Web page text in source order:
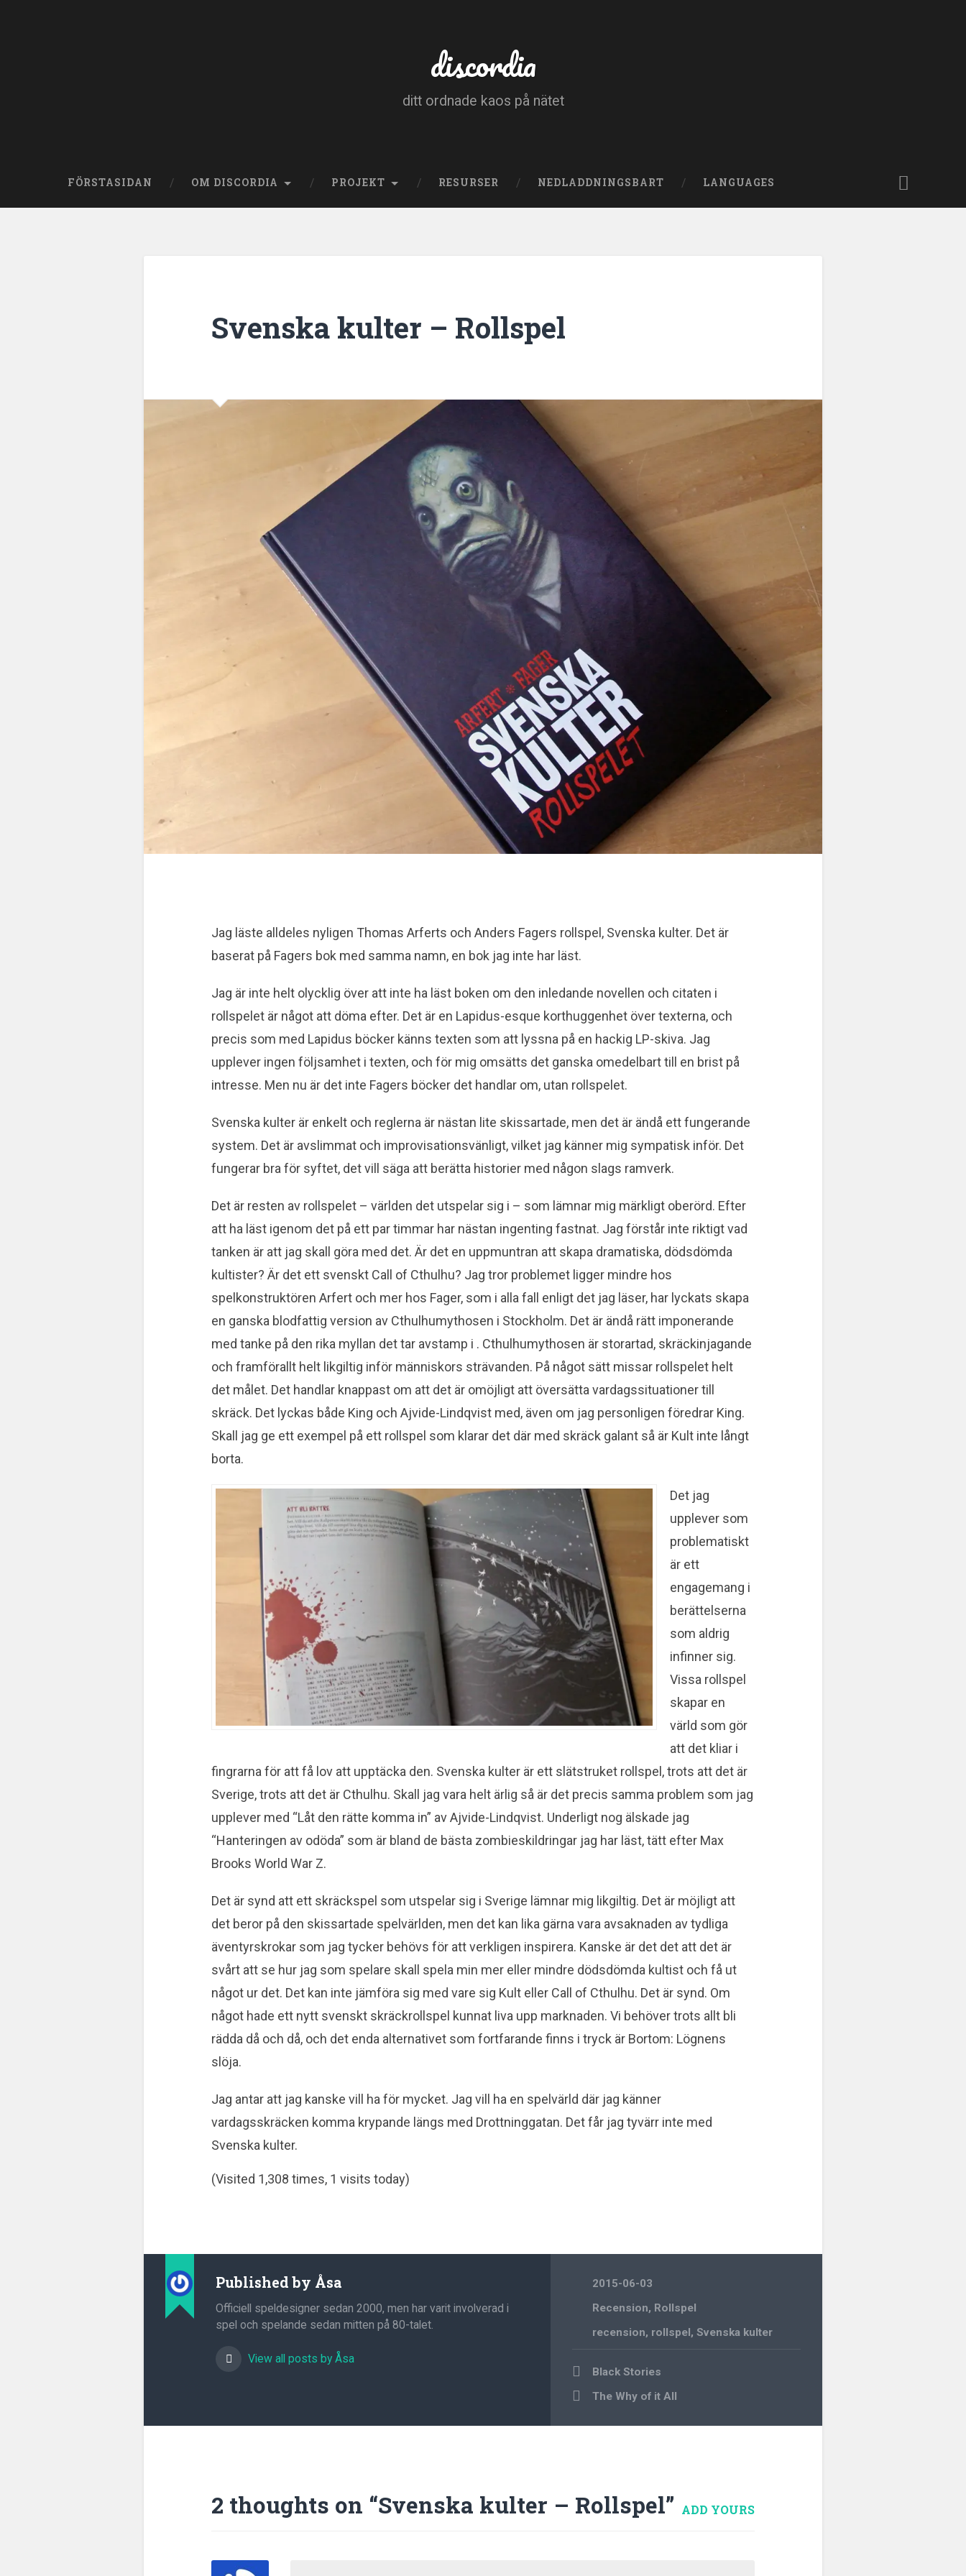
discordia
ditt ordnade kaos på nätet
FÖRSTASIDAN OM DISCORDIA PROJEKT RESURSER NEDLADDNINGSBART LANGUAGES
Svenska kulter – Rollspel
Jag läste alldeles nyligen Thomas Arferts och Anders Fagers rollspel, Svenska kulter. Det är
baserat på Fagers bok med samma namn, en bok jag inte har läst.
Jag är inte helt olycklig över att inte ha läst boken om den inledande novellen och citaten i
rollspelet är något att döma efter. Det är en Lapidus-esque korthuggenhet över texterna, och
precis som med Lapidus böcker känns texten som att lyssna på en hackig LP-skiva. Jag
upplever ingen följsamhet i texten, och för mig omsätts det ganska omedelbart till en brist på
intresse. Men nu är det inte Fagers böcker det handlar om, utan rollspelet.
Svenska kulter är enkelt och reglerna är nästan lite skissartade, men det är ändå ett fungerande
system. Det är avslimmat och improvisationsvänligt, vilket jag känner mig sympatisk inför. Det
fungerar bra för syftet, det vill säga att berätta historier med någon slags ramverk.
Det är resten av rollspelet – världen det utspelar sig i – som lämnar mig märkligt oberörd. Efter
att ha läst igenom det på ett par timmar har nästan ingenting fastnat. Jag förstår inte riktigt vad
tanken är att jag skall göra med det. Är det en uppmuntran att skapa dramatiska, dödsdömda
kultister? Är det ett svenskt Call of Cthulhu? Jag tror problemet ligger mindre hos
spelkonstruktören Arfert och mer hos Fager, som i alla fall enligt det jag läser, har lyckats skapa
en ganska blodfattig version av Cthulhumythosen i Stockholm. Det är ändå rätt imponerande
med tanke på den rika myllan det tar avstamp i . Cthulhumythosen är storartad, skräckinjagande
och framförallt helt likgiltig inför människors strävanden. På något sätt missar rollspelet helt
det målet. Det handlar knappast om att det är omöjligt att översätta vardagssituationer till
skräck. Det lyckas både King och Ajvide-Lindqvist med, även om jag personligen föredrar King.
Skall jag ge ett exempel på ett rollspel som klarar det där med skräck galant så är Kult inte långt
borta.
Det jag
upplever som
problematiskt
är ett
engagemang i
berättelserna
som aldrig
infinner sig.
Vissa rollspel
skapar en
värld som gör
att det kliar i
fingrarna för att få lov att upptäcka den. Svenska kulter är ett slätstruket rollspel, trots att det är
Sverige, trots att det är Cthulhu. Skall jag vara helt ärlig så är det precis samma problem som jag
upplever med “Låt den rätte komma in” av Ajvide-Lindqvist. Underligt nog älskade jag
“Hanteringen av odöda” som är bland de bästa zombieskildringar jag har läst, tätt efter Max
Brooks World War Z.
Det är synd att ett skräckspel som utspelar sig i Sverige lämnar mig likgiltig. Det är möjligt att
det beror på den skissartade spelvärlden, men det kan lika gärna vara avsaknaden av tydliga
äventyrskrokar som jag tycker behövs för att verkligen inspirera. Kanske är det det att det är
svårt att se hur jag som spelare skall spela min mer eller mindre dödsdömda kultist och få ut
något ur det. Det kan inte jämföra sig med vare sig Kult eller Call of Cthulhu. Det är synd. Om
något hade ett nytt svenskt skräckrollspel kunnat liva upp marknaden. Vi behöver trots allt bli
rädda då och då, och det enda alternativet som fortfarande finns i tryck är Bortom: Lögnens
slöja.
Jag antar att jag kanske vill ha för mycket. Jag vill ha en spelvärld där jag känner
vardagsskräcken komma krypande längs med Drottninggatan. Det får jag tyvärr inte med
Svenska kulter.
(Visited 1,308 times, 1 visits today)
Published by Åsa
Officiell speldesigner sedan 2000, men har varit involverad i
spel och spelande sedan mitten på 80-talet.
View all posts by Åsa
2015-06-03
Recension, Rollspel
recension, rollspel,Svenska kulter
PostBlack Stories
The Why of it All
2 thoughts on “Svenska kulter – Rollspel” ADD YOURS